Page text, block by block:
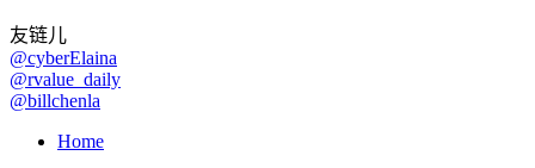
友链儿
@cyberElaina
@rvalue_daily
@billchenla
Home